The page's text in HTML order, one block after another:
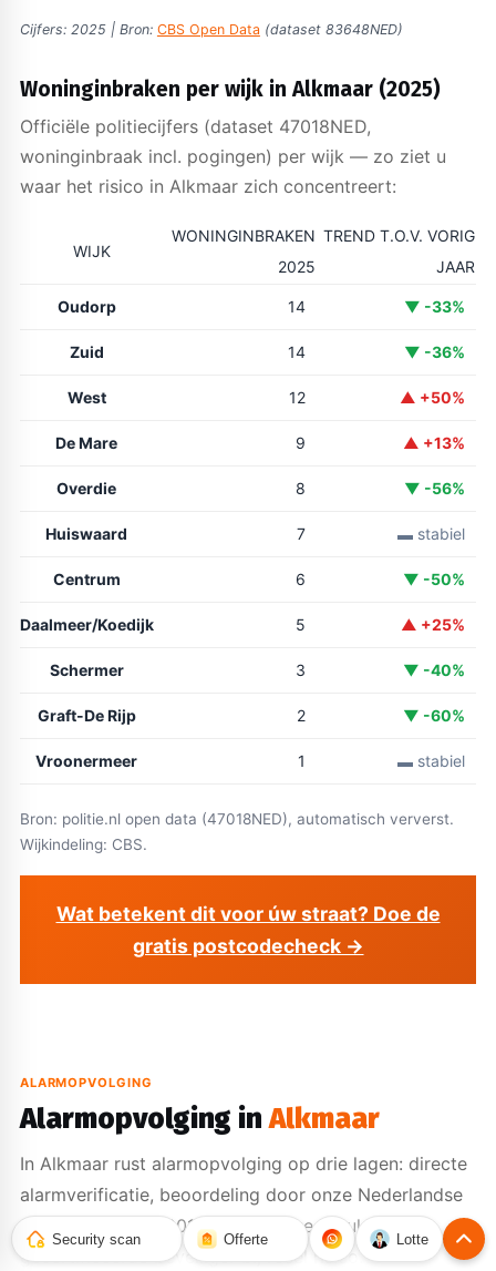
Cijfers: 2025 | Bron: CBS Open Data (dataset 83648NED)
Woninginbraken per wijk in Alkmaar (2025)
Officiële politiecijfers (dataset 47018NED,
woninginbraak incl. pogingen) per wijk — zo ziet u
waar het risico in Alkmaar zich concentreert:
WIJK
WONINGINBRAKEN
2025
TREND T.O.V. VORIG
JAAR
Oudorp 14 ▼ -33%
Zuid 14 ▼ -36%
West 12 ▲ +50%
De Mare 9 ▲ +13%
Overdie 8 ▼ -56%
Huiswaard 7 ▬ stabiel
Centrum 6 ▼ -50%
Daalmeer/Koedijk 5 ▲ +25%
Schermer 3 ▼ -40%
Graft-De Rijp 2 ▼ -60%
Vroonermeer 1 ▬ stabiel
Bron: politie.nl open data (47018NED), automatisch ververst.
Wijkindeling: CBS.
Wat betekent dit voor úw straat? Doe de
gratis postcodecheck →
ALARMOPVOLGING
Alarmopvolging inAlkmaar
In Alkmaar rust alarmopvolging op drie lagen: directe
alarmverificatie, beoordeling door onze Nederlandse
meldkamer (PAC 00157) en fysieke uitruk van een
gecertificeerde beveiliger bij reëel risico.
Security scan Offerte Lotte